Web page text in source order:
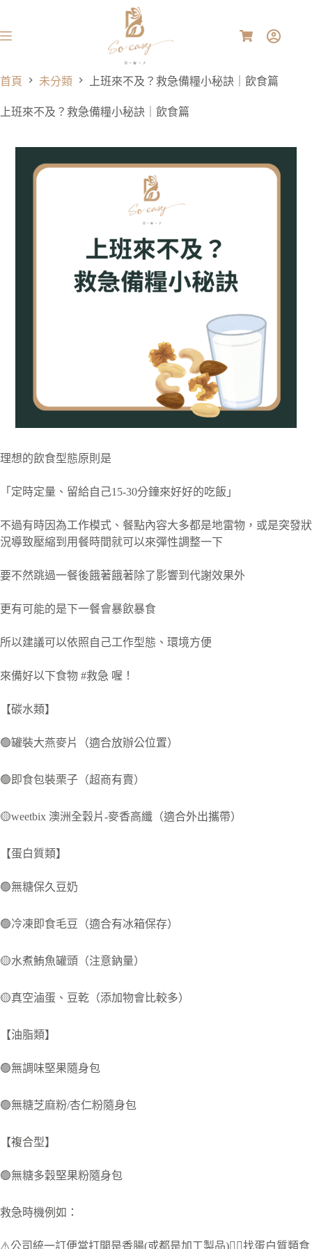
首頁 未分類 上班來不及？救急備糧小秘訣｜飲食篇
上班來不及？救急備糧小秘訣｜飲食篇
理想的飲食型態原則是
「定時定量、留給自己15-30分鐘來好好的吃飯」
不過有時因為工作模式、餐點內容大多都是地雷物，或是突發狀
況導致壓縮到用餐時間就可以來彈性調整一下
要不然跳過一餐後餓著餓著除了影響到代謝效果外
更有可能的是下一餐會暴飲暴食
所以建議可以依照自己工作型態、環境方便
來備好以下食物 #救急 喔！
【碳水類】
🟢罐裝大燕麥片（適合放辦公位置）
🟢即食包裝栗子（超商有賣）
🟡weetbix 澳洲全穀片-麥香高纖（適合外出攜帶）
【蛋白質類】
🟢無糖保久豆奶
🟢冷凍即食毛豆（適合有冰箱保存）
🟡水煮鮪魚罐頭（注意鈉量）
🟡真空滷蛋、豆乾（添加物會比較多）
【油脂類】
🟢無調味堅果隨身包
🟢無糖芝麻粉/杏仁粉隨身包
【複合型】
🟢無糖多穀堅果粉隨身包
救急時機例如：
⚠️公司統一訂便當打開是香腸(或都是加工製品)👉🏻找蛋白質類食